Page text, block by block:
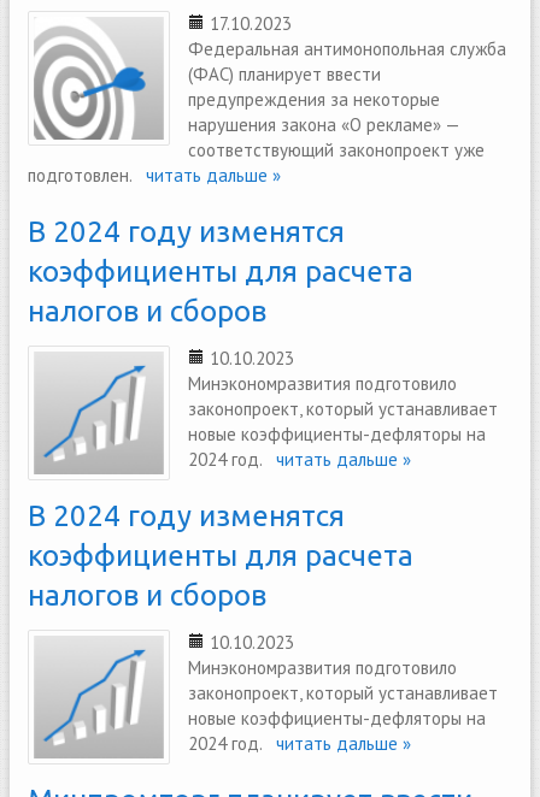
17.10.2023
Федеральная антимонопольная служба
(ФАС) планирует ввести
предупреждения за некоторые
нарушения закона «О рекламе» —
соответствующий законопроект уже
подготовлен. читать дальше »
В 2024 году изменятся
коэффициенты для расчета
налогов и сборов
10.10.2023
Минэкономразвития подготовило
законопроект, который устанавливает
новые коэффициенты-дефляторы на
2024 год. читать дальше »
В 2024 году изменятся
коэффициенты для расчета
налогов и сборов
10.10.2023
Минэкономразвития подготовило
законопроект, который устанавливает
новые коэффициенты-дефляторы на
2024 год. читать дальше »